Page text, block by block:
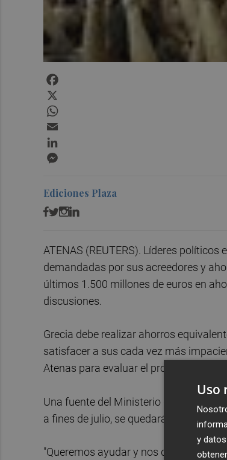
Ediciones Plaza
ATENAS (REUTERS). Líderes
demandadas por sus acreedores y
últimos 1.500 millones de euros en
discusiones.
Grecia debe realizar ahorros
satisfacer a sus cada vez más
Atenas para evaluar el progreso de
Una fuente del Ministerio de Finanzas
a fines de julio, se quedarán ahora
"Queremos ayudar y nos quedaremos
Uso
y